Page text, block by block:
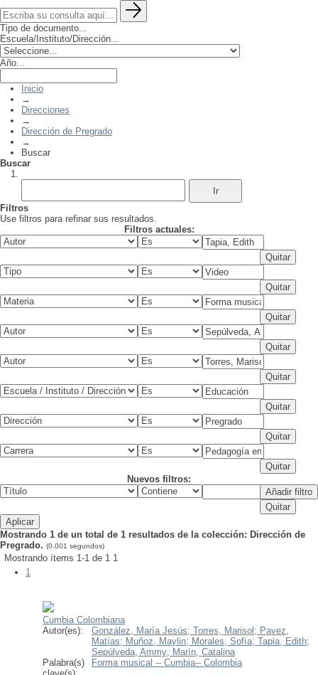
Tipo de documento...
Escuela/Instituto/Dirección...
Año...
Inicio
→
Direcciones
→
Dirección de Pregrado
→
Buscar
Buscar
Filtros
Use filtros para refinar sus resultados.
Filtros actuales:
Nuevos filtros:
Mostrando 1 de un total de 1 resultados de la colección: Dirección de
Pregrado. (0.001 segundos)
Mostrando ítems 1-1 de 1 1
1
Cumbia Colombiana
Autor(es):
González, María Jesús; Torres, Marisol; Pavez,
Matías; Muñoz, Maylin; Morales, Sofía; Tapia, Edith;
Sepúlveda, Ammy; Marín, Catalina
Palabra(s)
Forma musical -- Cumbia-- Colombia